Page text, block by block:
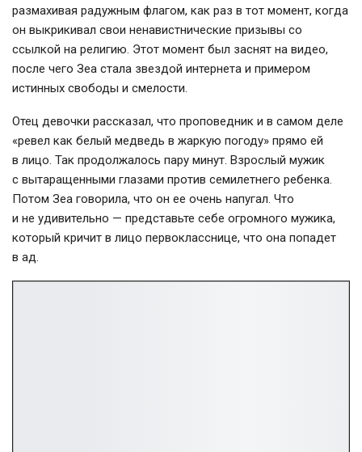
размахивая радужным флагом, как раз в тот момент, когда
он выкрикивал свои ненавистнические призывы со
ссылкой на религию. Этот момент был заснят на видео,
после чего Зеа стала звездой интернета и примером
истинных свободы и смелости.
Отец девочки рассказал, что проповедник и в самом деле
«ревел как белый медведь в жаркую погоду» прямо ей
в лицо. Так продолжалось пару минут. Взрослый мужик
с вытаращенными глазами против семилетнего ребенка.
Потом Зеа говорила, что он ее очень напугал. Что
и не удивительно — представьте себе огромного мужика,
который кричит в лицо первокласснице, что она попадет
в ад.